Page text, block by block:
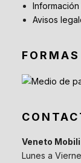
Avisos
Veneto Mobili
Lunes a